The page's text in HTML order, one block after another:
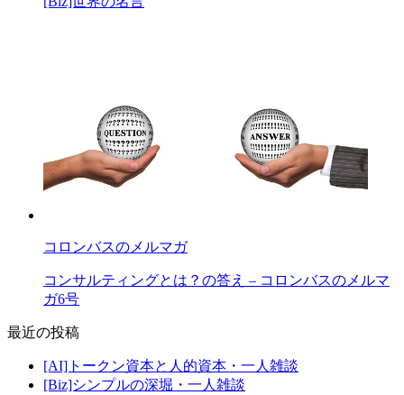
コロンバスのメルマガ
コンサルティングとは？の答え – コロンバスのメルマ
ガ6号
最近の投稿
[AI]トークン資本と人的資本・一人雑談
[Biz]シンプルの深堀・一人雑談